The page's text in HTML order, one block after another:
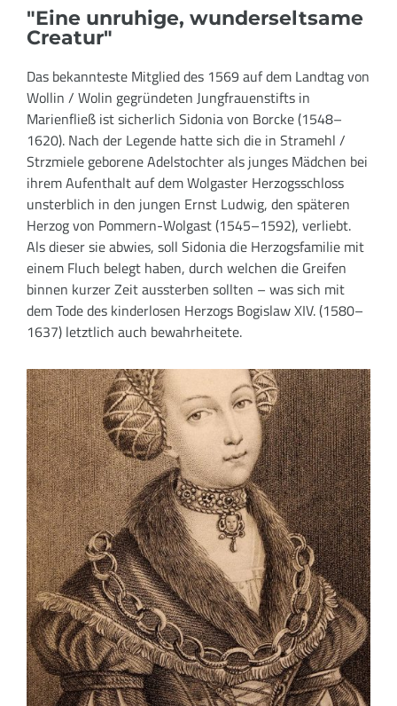
"Eine unruhige, wunderseltsame
Creatur"
Das bekannteste Mitglied des 1569 auf dem Landtag von
Wollin / Wolin gegründeten Jungfrauenstifts in
Marienfließ ist sicherlich Sidonia von Borcke (1548–
1620). Nach der Legende hatte sich die in Stramehl /
Strzmiele geborene Adelstochter als junges Mädchen bei
ihrem Aufenthalt auf dem Wolgaster Herzogsschloss
unsterblich in den jungen Ernst Ludwig, den späteren
Herzog von Pommern-Wolgast (1545–1592), verliebt.
Als dieser sie abwies, soll Sidonia die Herzogsfamilie mit
einem Fluch belegt haben, durch welchen die Greifen
binnen kurzer Zeit aussterben sollten – was sich mit
dem Tode des kinderlosen Herzogs Bogislaw XIV. (1580–
1637) letztlich auch bewahrheitete.